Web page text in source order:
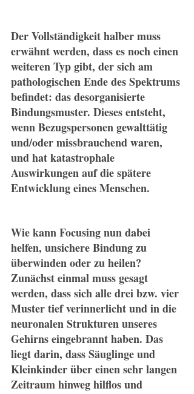
Der Vollständigkeit halber muss
erwähnt werden, dass es noch einen
weiteren Typ gibt, der sich am
pathologischen Ende des Spektrums
befindet: das desorganisierte
Bindungsmuster. Dieses entsteht,
wenn Bezugspersonen gewalttätig
und/oder missbrauchend waren,
und hat katastrophale
Auswirkungen auf die spätere
Entwicklung eines Menschen.
Wie kann Focusing nun dabei
helfen, unsichere Bindung zu
überwinden oder zu heilen?
Zunächst einmal muss gesagt
werden, dass sich alle drei bzw. vier
Muster tief verinnerlicht und in die
neuronalen Strukturen unseres
Gehirns eingebrannt haben. Das
liegt darin, dass Säuglinge und
Kleinkinder über einen sehr langen
Zeitraum hinweg hilflos und